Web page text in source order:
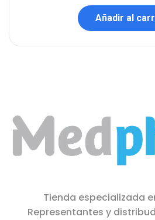
Añadir al
Tienda especializada
Representantes y